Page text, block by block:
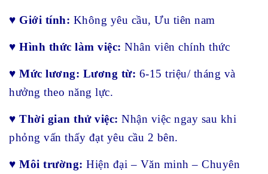
♥ Giới tính: Không yêu cầu, Ưu tiên nam
♥ Hình thức làm việc: Nhân viên chính thức
♥ Mức lương: Lương từ: 6-15 triệu/ tháng và
hưởng theo năng lực.
♥ Thời gian thử việc: Nhận việc ngay sau khi
phỏng vấn thấy đạt yêu cầu 2 bên.
♥ Môi trường: Hiện đại – Văn minh – Chuyên